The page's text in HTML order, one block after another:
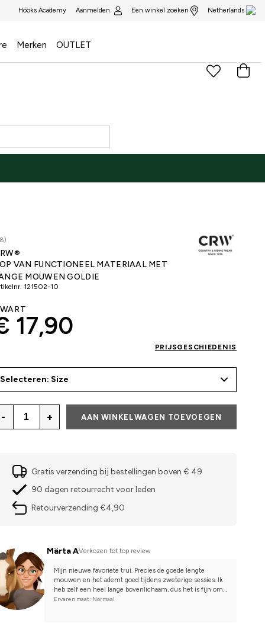
Hööks Academy Aanmelden Een winkel zoeken Netherlands
Merken OUTLET
VAN FUNCTIONEEL MATERIAAL MET
MOUWEN GOLDIE
121502-10
17,90
PRIJSGESCHIEDENIS
Selecteren: Size
- + AAN WINKELWAGEN TOEVOEGEN
Gratis verzending bij bestellingen boven € 49
90 dagen retourrecht voor leden
Retourverzending €4,90
Märta AVerkozen tot top review
Mijn nieuwe favoriete trui. Precies de goede lengte
mouwen en het ademt goed tijdens zweterige sessies. Ik
heb zelf een heel lange bovenlichaam, dus het is fijn om
een trui te hebben die niet omhoog kruipt in de taille.
Ervaren maat: Normaal